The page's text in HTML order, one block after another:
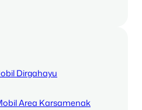
Dirgahayu
Area Karsamenak